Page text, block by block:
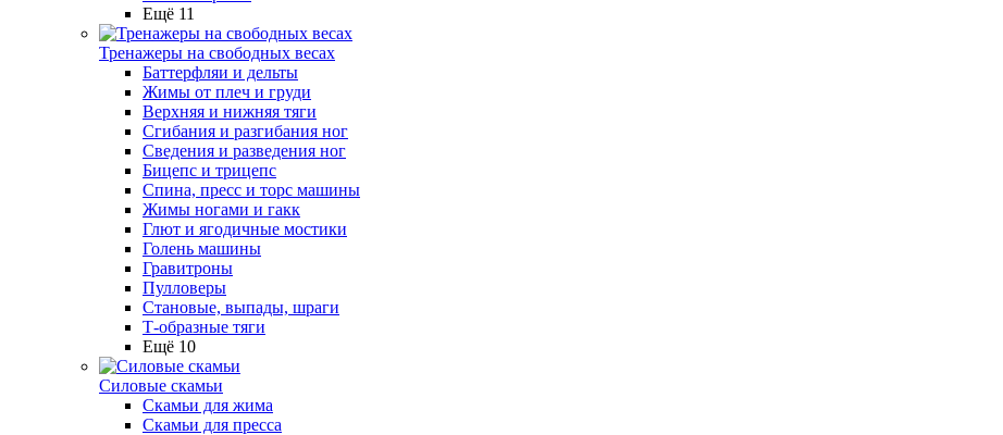
Ещё 11
Тренажеры на свободных весах
Баттерфляи и дельты
Жимы от плеч и груди
Верхняя и нижняя тяги
Сгибания и разгибания ног
Сведения и разведения ног
Бицепс и трицепс
Спина, пресс и торс машины
Жимы ногами и гакк
Глют и ягодичные мостики
Голень машины
Гравитроны
Пулловеры
Становые, выпады, шраги
Т-образные тяги
Ещё 10
Силовые скамьи
Скамьи для жима
Скамьи для пресса